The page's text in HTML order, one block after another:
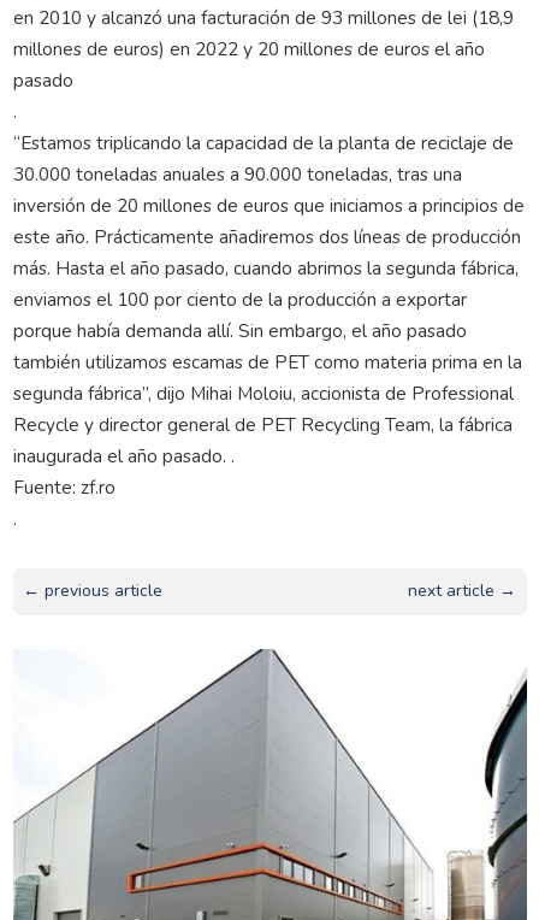
en 2010 y alcanzó una facturación de 93 millones de lei (18,9
millones de euros) en 2022 y 20 millones de euros el año
pasado
.
“Estamos triplicando la capacidad de la planta de reciclaje de
30.000 toneladas anuales a 90.000 toneladas, tras una
inversión de 20 millones de euros que iniciamos a principios de
este año. Prácticamente añadiremos dos líneas de producción
más. Hasta el año pasado, cuando abrimos la segunda fábrica,
enviamos el 100 por ciento de la producción a exportar
porque había demanda allí. Sin embargo, el año pasado
también utilizamos escamas de PET como materia prima en la
segunda fábrica”, dijo Mihai Moloiu, accionista de Professional
Recycle y director general de PET Recycling Team, la fábrica
inaugurada el año pasado. .
Fuente: zf.ro
.
← previous article next article →